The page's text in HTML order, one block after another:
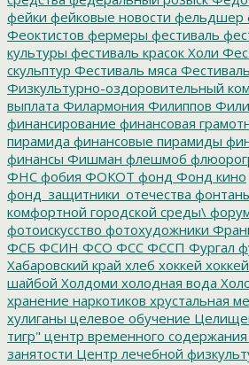
фейки фейковые новости фельдшер
Феоктистов фермеры фестиваль
культуры фестиваль красок Холи
скульптур Фестиваль мяса
Физкультурно-оздоровительный
выплата Филармония Филиппов
финансирование финансовая
пирамида финансовые пирамиды
финансы Фишман флешмоб
ФНС фобия ФОКОТ фонд Фонд кино
фонд_защитники_отечества
комфортной городской среды\
фотоискусство фотохудожники
ФСБ ФСИН ФСО ФСС ФССП Фургал
Хабаровский край хлеб хоккей
шайбой Холдоми холодная вода
хранение наркотиков хрустальная
хулиганы целевое обучение
тигр" центр временного содержания
занятости Центр лечебной